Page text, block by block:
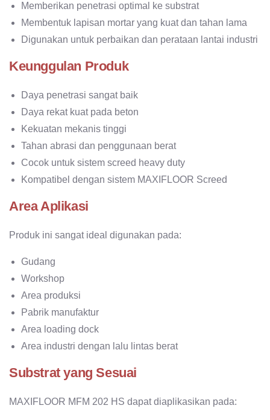
Memberikan penetrasi optimal ke substrat
Membentuk lapisan mortar yang kuat dan tahan lama
Digunakan untuk perbaikan dan perataan lantai industri
Keunggulan Produk
Daya penetrasi sangat baik
Daya rekat kuat pada beton
Kekuatan mekanis tinggi
Tahan abrasi dan penggunaan berat
Cocok untuk sistem screed heavy duty
Kompatibel dengan sistem MAXIFLOOR Screed
Area Aplikasi
Produk ini sangat ideal digunakan pada:
Gudang
Workshop
Area produksi
Pabrik manufaktur
Area loading dock
Area industri dengan lalu lintas berat
Substrat yang Sesuai
MAXIFLOOR MFM 202 HS dapat diaplikasikan pada: